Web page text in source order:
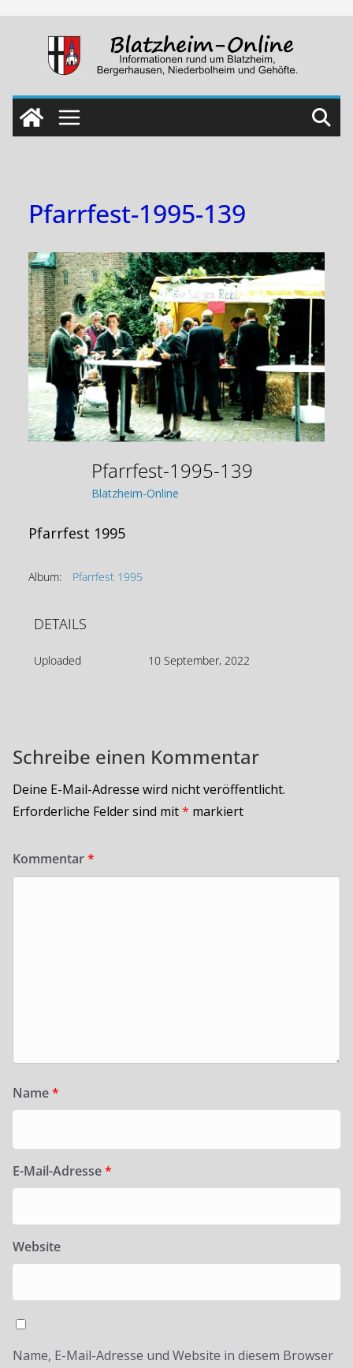
Skip
content
Pfarrfest-1995-139
Pfarrfest-1995-139
Blatzheim-Online
Pfarrfest 1995
Album: Pfarrfest 1995
DETAILS
Uploaded 10 September, 2022
Schreibe einen Kommentar
Deine E-Mail-Adresse wird nicht veröffentlicht.
Erforderliche Felder sind mit* markiert
Kommentar*
Name*
E-Mail-Adresse*
Website
Name, E-Mail-Adresse und Website in diesem Browser